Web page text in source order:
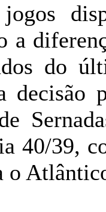
a
do
decisão
40/39,
o